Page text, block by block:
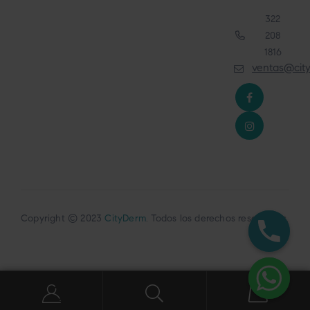
322
208
1816
Copyright © 2023 CityDerm. Todos los derechos reservados.
0